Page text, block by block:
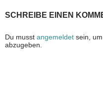
SCHREIBE EINEN
Du musst angemeldet sein,
abzugeben.